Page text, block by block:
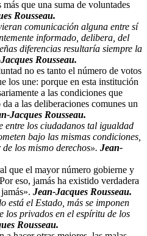
que una suma de voluntades
Rousseau.
comunicación alguna entre sí
informado, delibera, del
diferencias resultaría siempre la
Rousseau.
no es tanto el número de votos
los une: porque en esta institución
a las condiciones que
a las deliberaciones comunes un
Jacques Rousseau.
entre los ciudadanos tal igualdad
bajo las mismas condiciones,
los mismo derechos». Jean-
que el mayor número gobierne y
eso, jamás ha existido verdadera
Jean-Jacques Rousseau.
está el Estado, más se imponen
los privados en el espíritu de los
Rousseau.